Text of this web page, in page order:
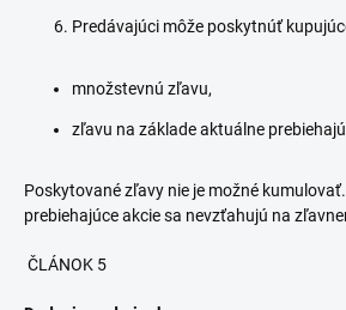
Predávajúci môže poskytnúť
množstevnú zľavu,
zľavu na základe aktuálne
Poskytované zľavy nie je možné
prebiehajúce akcie sa nevzťahujú na
ČLÁNOK 5